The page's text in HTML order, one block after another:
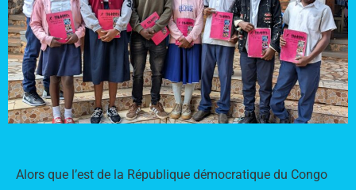
Alors que l’est de la République démocratique du Congo